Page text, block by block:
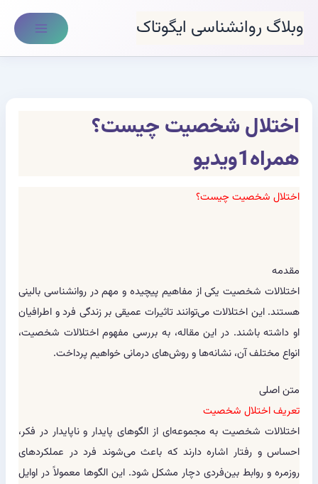
وبلاگ روانشناسی ایگوتاک
اختلال شخصیت چیست؟
همراه1ویدیو
اختلال شخصیت چیست؟
مقدمه
اختلالات شخصیت یکی از مفاهیم پیچیده و مهم در روانشناسی بالینی
هستند. این اختلالات می‌توانند تاثیرات عمیقی بر زندگی فرد و اطرافیان
او داشته باشند. در این مقاله، به بررسی مفهوم اختلالات شخصیت،
انواع مختلف آن، نشانه‌ها و روش‌های درمانی خواهیم پرداخت.
متن اصلی
تعریف اختلال شخصیت
اختلالات شخصیت به مجموعه‌ای از الگوهای پایدار و ناپایدار در فکر،
احساس و رفتار اشاره دارند که باعث می‌شوند فرد در عملکردهای
روزمره و روابط بین‌فردی دچار مشکل شود. این الگوها معمولاً در اوایل